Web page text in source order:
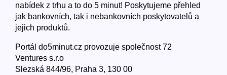
nabídek z trhu a to do 5 minut! Poskytujeme přehled
jak bankovních, tak i nebankovních poskytovatelů a
jejich produktů.
Portál do5minut.cz provozuje společnost 72
Ventures s.r.o
Slezská 844/96, Praha 3, 130 00